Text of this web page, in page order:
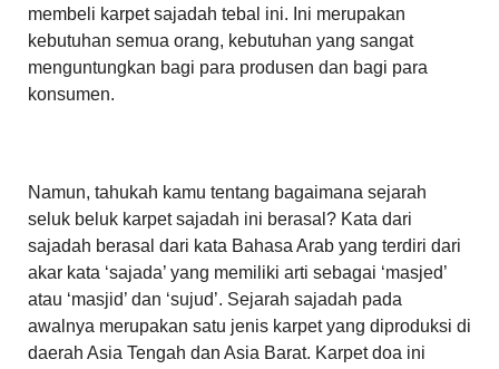
membeli karpet sajadah tebal ini. Ini merupakan
kebutuhan semua orang, kebutuhan yang sangat
menguntungkan bagi para produsen dan bagi para
konsumen.
Namun, tahukah kamu tentang bagaimana sejarah
seluk beluk karpet sajadah ini berasal? Kata dari
sajadah berasal dari kata Bahasa Arab yang terdiri dari
akar kata ‘sajada’ yang memiliki arti sebagai ‘masjed’
atau ‘masjid’ dan ‘sujud’. Sejarah sajadah pada
awalnya merupakan satu jenis karpet yang diproduksi di
daerah Asia Tengah dan Asia Barat. Karpet doa ini